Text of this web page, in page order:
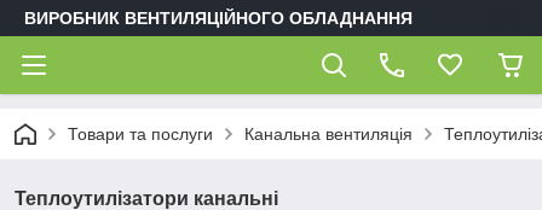
ВИРОБНИК ВЕНТИЛЯЦІЙНОГО ОБЛАДНАННЯ
Товари та послуги Канальна вентиляція
Теплоутилізатори канальні